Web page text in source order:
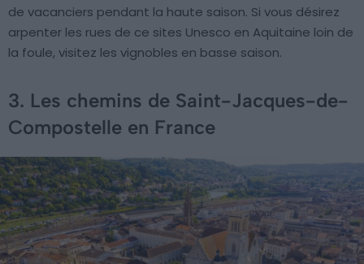
de vacanciers pendant la haute saison. Si vous désirez
arpenter les rues de ce sites Unesco en Aquitaine loin de
la foule, visitez les vignobles en basse saison.
3. Les chemins de Saint-Jacques-de-
Compostelle en France